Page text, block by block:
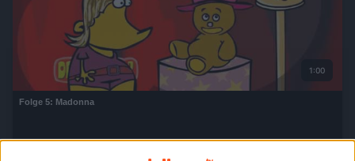
1:00
Folge 5: Madonna